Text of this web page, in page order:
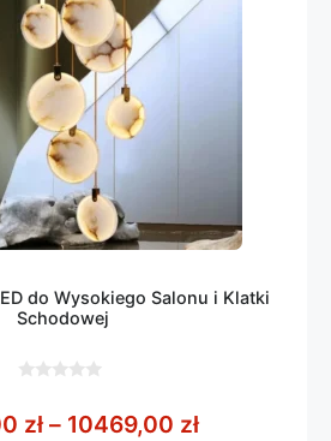
do Wysokiego Salonu i Klatki
Schodowej
5zł – 10469,00 złZakres